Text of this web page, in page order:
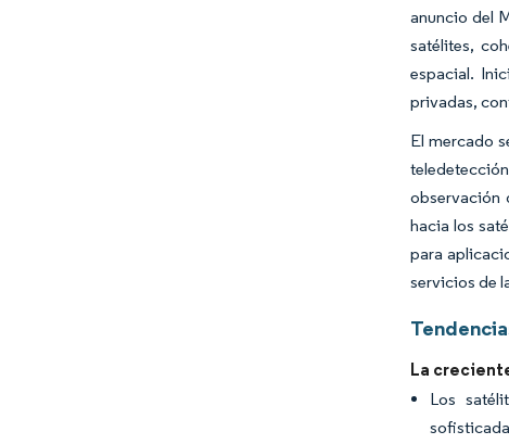
anuncio del
satélites,
espacial.
privadas,
El mercado
observación
hacia los
para
servicios de
La
Los